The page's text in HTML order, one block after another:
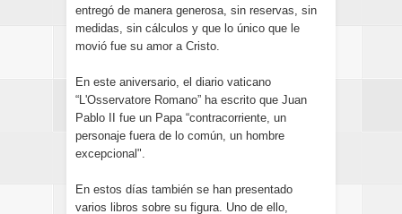
entregó de manera generosa, sin reservas, sin
medidas, sin cálculos y que lo único que le
movió fue su amor a Cristo.
En este aniversario, el diario vaticano
“L'Osservatore Romano” ha escrito que Juan
Pablo II fue un Papa “contracorriente, un
personaje fuera de lo común, un hombre
excepcional".
En estos días también se han presentado
varios libros sobre su figura. Uno de ello,